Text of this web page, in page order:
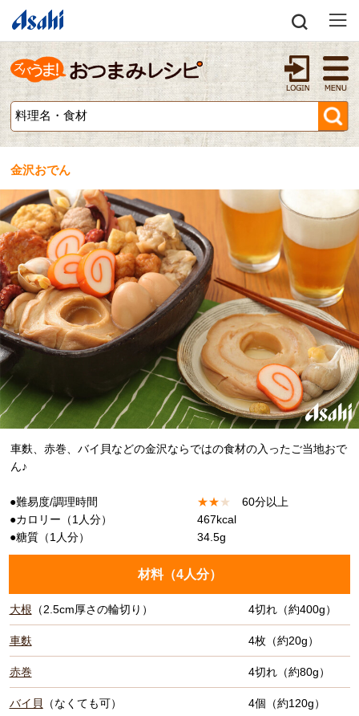
金沢おでん
車麩、赤巻、バイ貝などの金沢ならではの食材の入ったご当地おで
ん♪
●難易度/調理時間 ★★★
60分以上
●カロリー（1人分）
467kcal
●糖質（1人分）
34.5g
材料（4人分）
大根 （2.5cm厚さの輪切り） 4切れ（約400g）
車麩 4枚（約20g）
赤巻 4切れ（約80g）
バイ貝 （なくても可） 4個（約120g）